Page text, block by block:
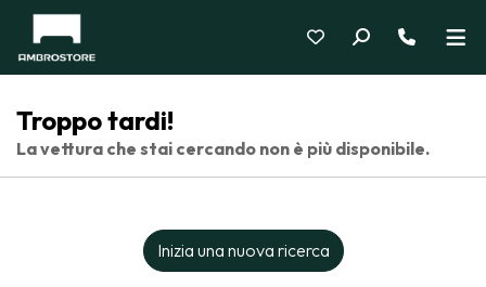
Troppo tardi!
La vettura che stai cercando non è più disponibile.
Inizia una nuova ricerca